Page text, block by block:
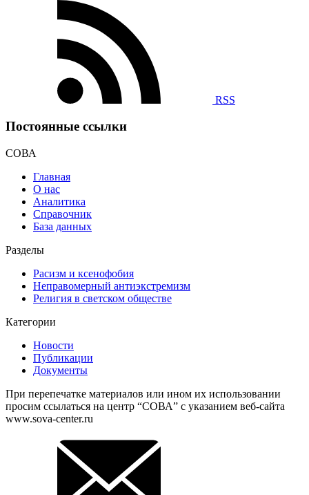
RSS
Постоянные ссылки
СОВА
Главная
О нас
Аналитика
Справочник
База данных
Разделы
Расизм и ксенофобия
Неправомерный антиэкстремизм
Религия в светском обществе
Категории
Новости
Публикации
Документы
При перепечатке материалов или ином их использовании
просим ссылаться на центр “СОВА” с указанием веб-сайта
www.sova-center.ru